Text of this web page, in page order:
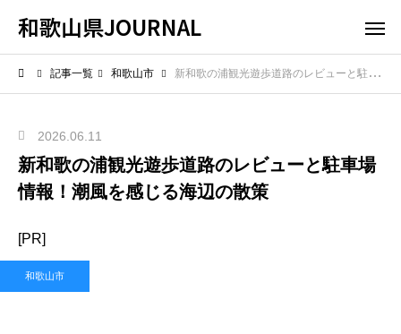
和歌山県JOURNAL
記事一覧 和歌山市 新和歌の浦観光遊歩道路のレビューと駐車場情報！潮風を感じる海辺の散策
2026.06.11
新和歌の浦観光遊歩道路のレビューと駐車場
情報！潮風を感じる海辺の散策
[PR]
和歌山市